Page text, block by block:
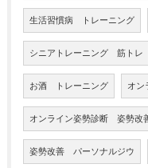
生活習慣病 トレーニング
シニアトレーニング 筋トレ
お酒 トレーニング オン
オンライン姿勢診断 姿勢改
姿勢改善 パーソナルジウ